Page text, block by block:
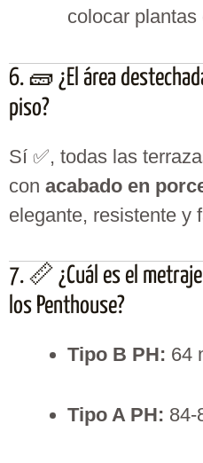
colocar plantas
6. 🧱 ¿El área
piso?
Sí ✅, todas las
con acabado en
elegante, resistente y
7. 📏 ¿Cuál es el
los Penthouse?
Tipo B PH: 64
Tipo A PH: 84-